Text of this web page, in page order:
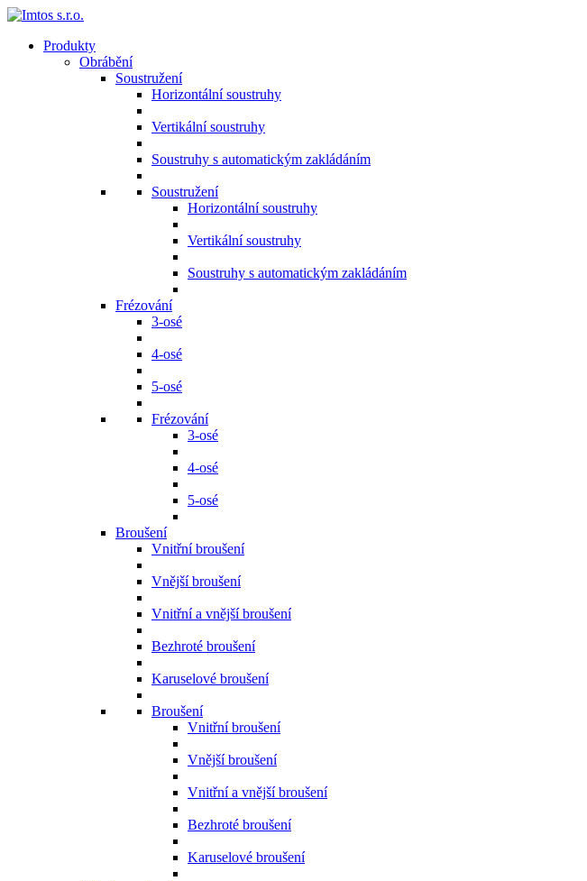
Produkty
Obrábění
Soustružení
Horizontální soustruhy
Vertikální soustruhy
Soustruhy s automatickým zakládáním
Soustružení
Horizontální soustruhy
Vertikální soustruhy
Soustruhy s automatickým zakládáním
Frézování
3-osé
4-osé
5-osé
Frézování
3-osé
4-osé
5-osé
Broušení
Vnitřní broušení
Vnější broušení
Vnitřní a vnější broušení
Bezhroté broušení
Karuselové broušení
Broušení
Vnitřní broušení
Vnější broušení
Vnitřní a vnější broušení
Bezhroté broušení
Karuselové broušení